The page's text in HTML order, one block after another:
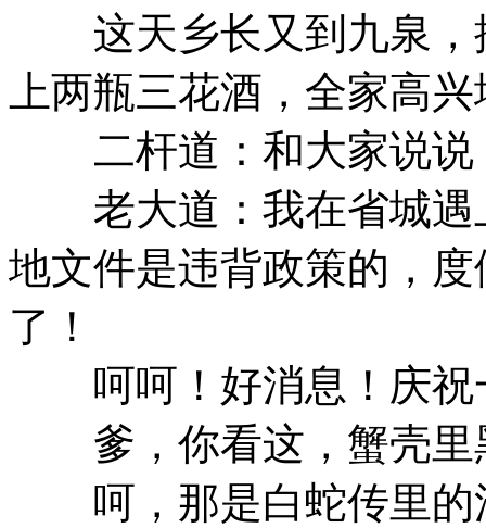
这天乡长又到九泉，
上两瓶三花酒，全家高
二杆道：和大家说说
老大道：我在省城遇
地文件是违背政策的，
了！
呵呵！好消息！庆祝
爹，你看这，蟹壳里
呵，那是白蛇传里的